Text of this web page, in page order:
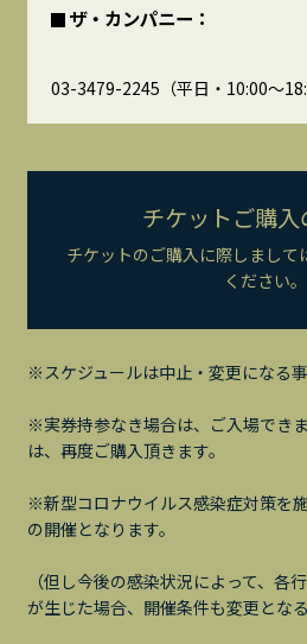
ザ・カンパニー：
03-3479-2245（平日・10:00～
チケットご購
チケットのご購入に際しまして
ください。
※スケジュールは中止・変更になる事
※実券持参なき場合は、ご入場でき
は、再度ご購入頂きます。
※新型コロナウイルス感染症対策を
の開催となります。
（但し今後の感染状況によって、各
が生じた場合、開催条件も変更とな